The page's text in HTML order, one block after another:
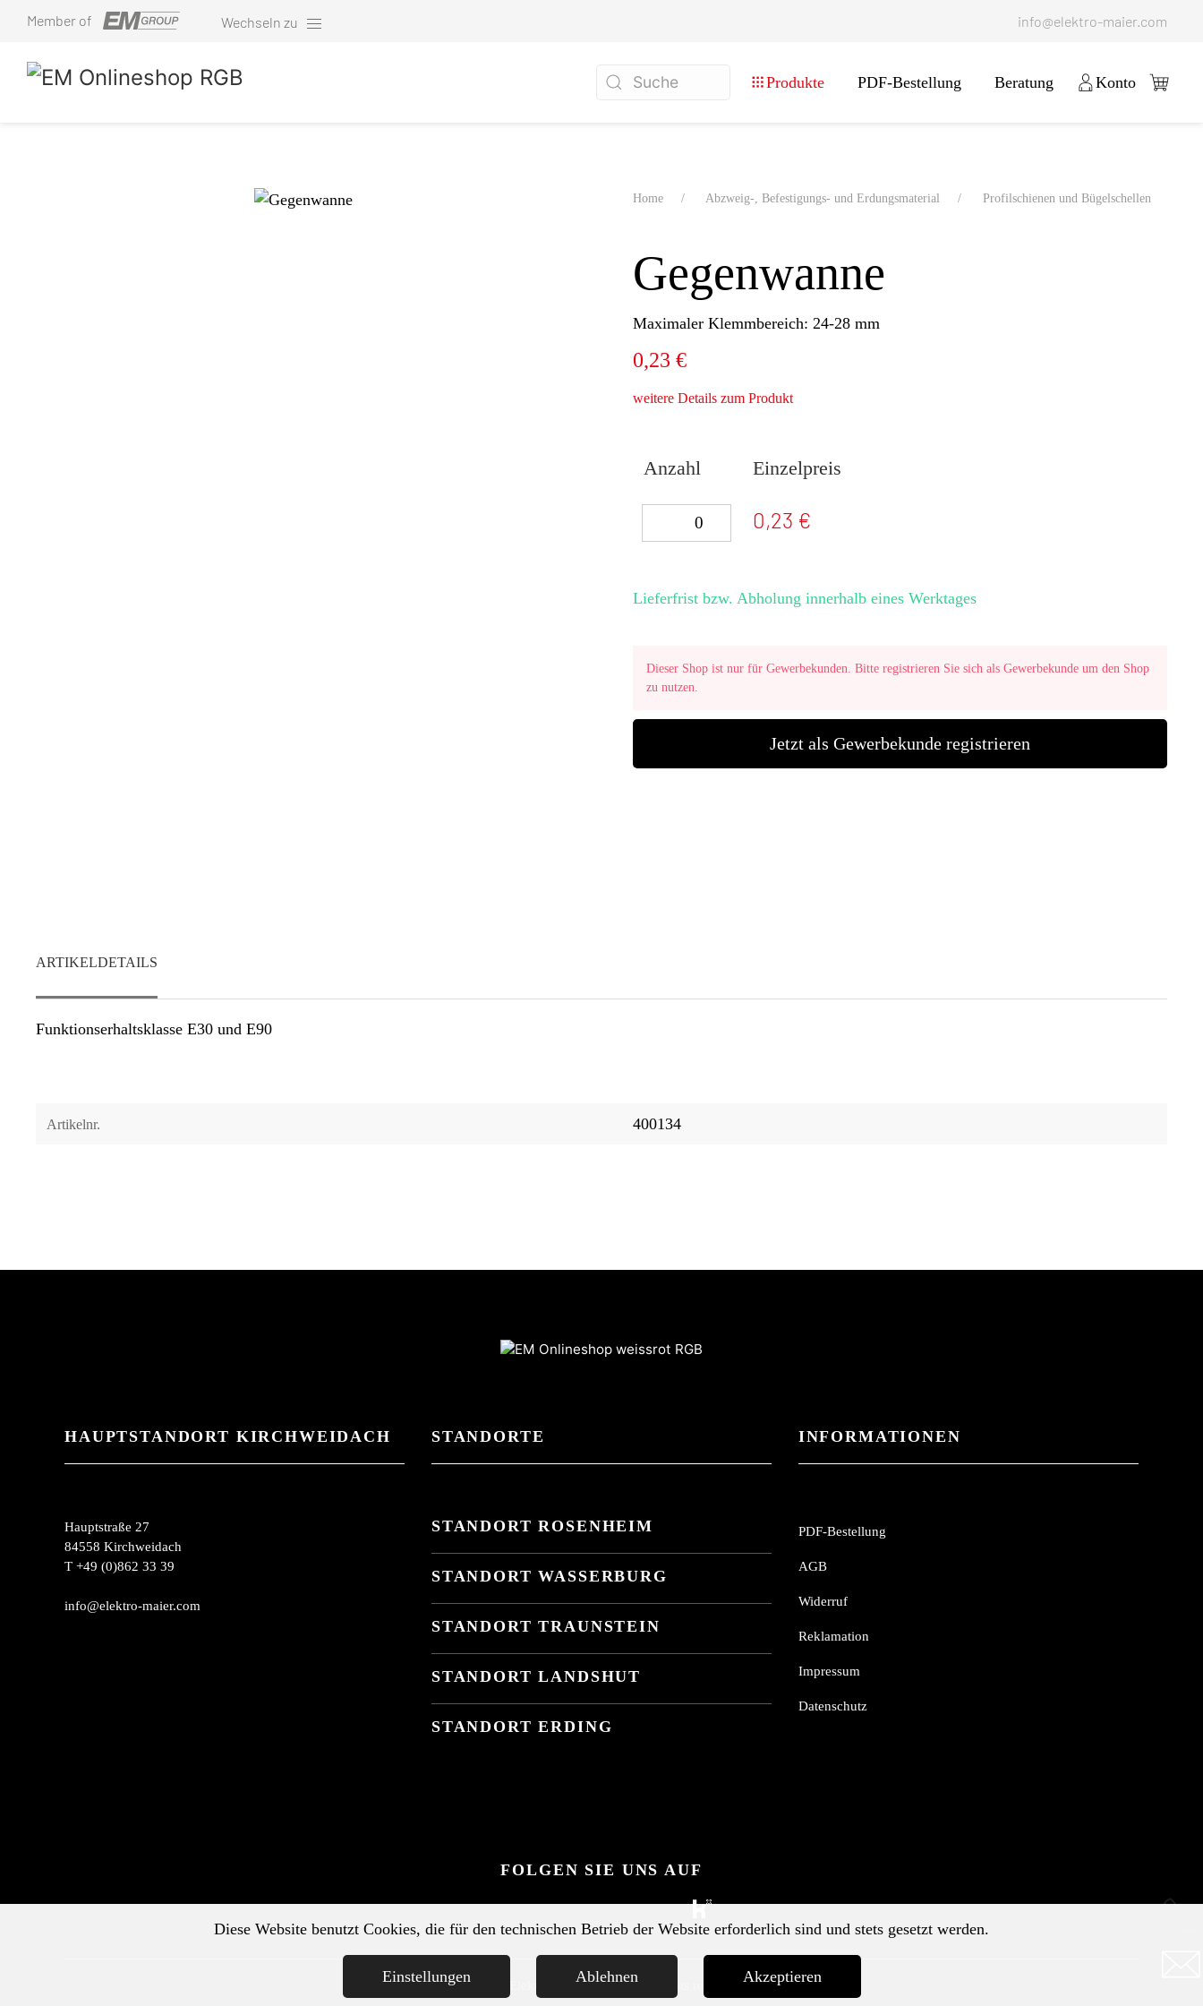
Member of Wechseln zu info@elektro-maier.com
Produkte PDF-Bestellung Beratung Konto
Home Abzweig-, Befestigungs- und Erdungsmaterial Profilschienen und Bügelschellen
Gegenwanne
Maximaler Klemmbereich: 24-28 mm
0,23 €
weitere Details zum Produkt
Anzahl Einzelpreis
0,23 €
Lieferfrist bzw. Abholung innerhalb eines Werktages
Dieser Shop ist nur für Gewerbekunden. Bitte registrieren Sie sich als Gewerbekunde um den Shop
zu nutzen.
Jetzt als Gewerbekunde registrieren
ARTIKELDETAILS
Funktionserhaltsklasse E30 und E90
Artikelnr. 400134
HAUPTSTANDORT KIRCHWEIDACH
Hauptstraße 27
84558 Kirchweidach
T +49 (0)862 33 39
info@elektro-maier.com
STANDORTE
STANDORT ROSENHEIM
STANDORT WASSERBURG
STANDORT TRAUNSTEIN
STANDORT LANDSHUT
STANDORT ERDING
INFORMATIONEN
PDF-Bestellung
AGB
Widerruf
Reklamation
Impressum
Datenschutz
FOLGEN SIE UNS AUF
© 2026 Elektro Maier GmbH · All rights reserved
Diese Website benutzt Cookies, die für den technischen Betrieb der Website erforderlich sind und stets gesetzt werden.
Einstellungen
Ablehnen Akzeptieren